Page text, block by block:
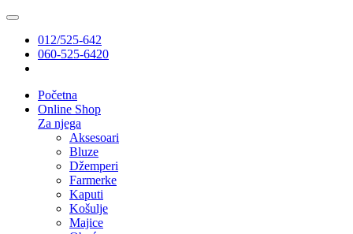
012/525-642
060-525-6420
Početna
Online Shop
Za njega
Aksesoari
Bluze
Džemperi
Farmerke
Kaputi
Košulje
Majice